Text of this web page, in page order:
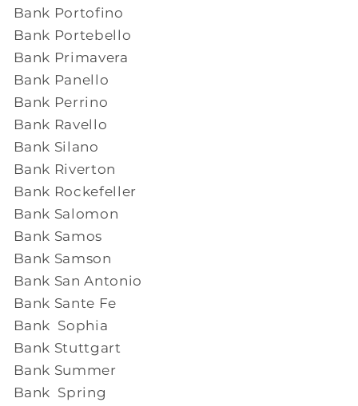
Bank Portofino
Bank Portebello
Bank Primavera
Bank Panello
Bank Perrino
Bank Ravello
Bank Silano
Bank Riverton
Bank Rockefeller
Bank Salomon
Bank Samos
Bank Samson
Bank San Antonio
Bank Sante Fe
Bank Sophia
Bank Stuttgart
Bank Summer
Bank Spring